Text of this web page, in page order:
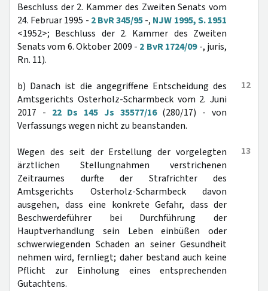
Beschluss der 2. Kammer des Zweiten Senats vom
24. Februar 1995 - 2 BvR 345/95-, NJW 1995, S. 1951
<1952>; Beschluss der 2. Kammer des Zweiten
Senats vom 6. Oktober 2009 - 2 BvR 1724/09-, juris,
Rn. 11).
12
b) Danach ist die angegriffene Entscheidung des
Amtsgerichts Osterholz-Scharmbeck vom 2. Juni
2017 - 22 Ds 145 Js 35577/16(280/17) - von
Verfassungs wegen nicht zu beanstanden.
13
Wegen des seit der Erstellung der vorgelegten
ärztlichen Stellungnahmen verstrichenen
Zeitraumes durfte der Strafrichter des
Amtsgerichts Osterholz-Scharmbeck davon
ausgehen, dass eine konkrete Gefahr, dass der
Beschwerdeführer bei Durchführung der
Hauptverhandlung sein Leben einbüßen oder
schwerwiegenden Schaden an seiner Gesundheit
nehmen wird, fernliegt; daher bestand auch keine
Pflicht zur Einholung eines entsprechenden
Gutachtens.